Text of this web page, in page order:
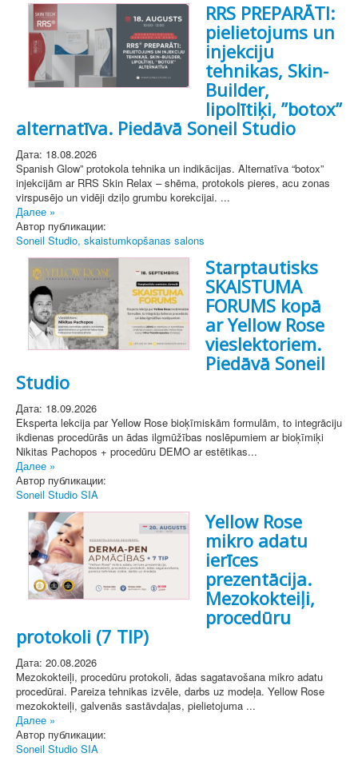
RRS PREPARĀTI:
pielietojums un
injekciju
tehnikas, Skin-
Builder,
lipolītiķi, ’’botox’’
alternatīva. Piedāvā Soneil Studio
Дата: 18.08.2026
Spanish Glow” protokola tehnika un indikācijas. Alternatīva “botox”
injekcijām ar RRS Skin Relax – shēma, protokols pieres, acu zonas
virspusējo un vidēji dziļo grumbu korekcijai. ...
Далее »
Автор публикации:
Soneil Studio, skaistumkopšanas salons
Starptautisks
SKAISTUMA
FORUMS kopā
ar Yellow Rose
vieslektoriem.
Piedāvā Soneil
Studio
Дата: 18.09.2026
Eksperta lekcija par Yellow Rose bioķīmiskām formulām, to integrāciju
ikdienas procedūrās un ādas ilgmūžības noslēpumiem ar bioķīmiķi
Nikitas Pachopos + procedūru DEMO ar estētikas...
Далее »
Автор публикации:
Soneil Studio SIA
Yellow Rose
mikro adatu
ierīces
prezentācija.
Mezokokteiļi,
procedūru
protokoli (7 TIP)
Дата: 20.08.2026
Mezokokteiļi, procedūru protokoli, ādas sagatavošana mikro adatu
procedūrai. Pareiza tehnikas izvēle, darbs uz modeļa. Yellow Rose
mezokokteiļi, galvenās sastāvdaļas, pielietojuma ...
Далее »
Автор публикации:
Soneil Studio SIA